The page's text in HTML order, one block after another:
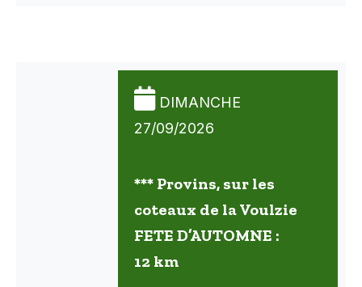
DIMANCHE
27/09/2026
*** Provins, sur les
coteaux de la Voulzie
FETE D’AUTOMNE :
12 km